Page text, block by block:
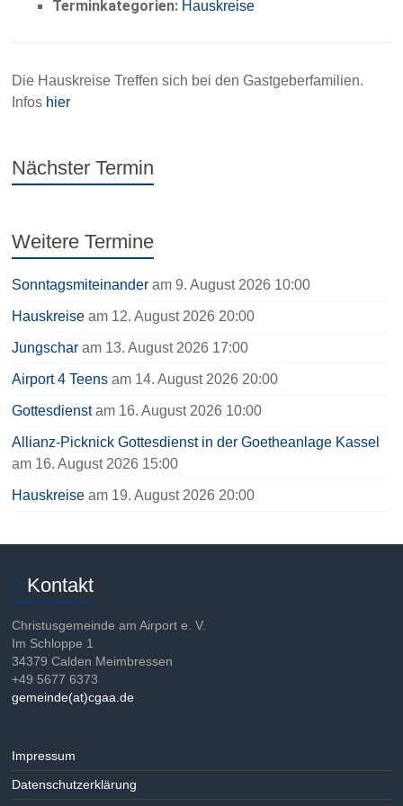
Terminkategorien: Hauskreise
Die Hauskreise Treffen sich bei den Gastgeberfamilien.
Infos hier
Nächster Termin
Weitere Termine
Sonntagsmiteinander am 9. August 2026 10:00
Hauskreise am 12. August 2026 20:00
Jungschar am 13. August 2026 17:00
Airport 4 Teens am 14. August 2026 20:00
Gottesdienstam 16. August 2026 10:00
Allianz-Picknick Gottesdienst in der Goetheanlage Kassel
am 16. August 2026 15:00
Hauskreise am 19. August 2026 20:00
Kontakt
Christusgemeinde am Airport e. V.
Im Schloppe 1
34379 Calden Meimbressen
+49 5677 6373
gemeinde(at)cgaa.de
Impressum
Datenschutzerklärung